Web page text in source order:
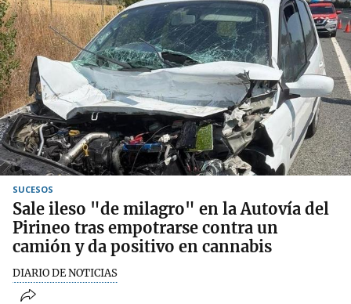
SUCESOS
Sale ileso "de milagro" en la Autovía del
Pirineo tras empotrarse contra un
camión y da positivo en cannabis
DIARIO DE NOTICIAS